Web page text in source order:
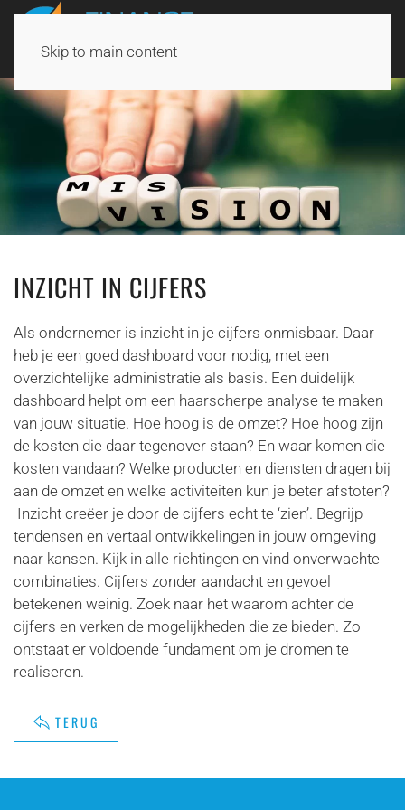
Skip to main content
INZICHT IN CIJFERS
Als ondernemer is inzicht in je cijfers onmisbaar. Daar
heb je een goed dashboard voor nodig, met een
overzichtelijke administratie als basis. Een duidelijk
dashboard helpt om een haarscherpe analyse te maken
van jouw situatie. Hoe hoog is de omzet? Hoe hoog zijn
de kosten die daar tegenover staan? En waar komen die
kosten vandaan? Welke producten en diensten dragen bij
aan de omzet en welke activiteiten kun je beter afstoten?
Inzicht creëer je door de cijfers echt te ‘zien’. Begrijp
tendensen en vertaal ontwikkelingen in jouw omgeving
naar kansen. Kijk in alle richtingen en vind onverwachte
combinaties. Cijfers zonder aandacht en gevoel
betekenen weinig. Zoek naar het waarom achter de
cijfers en verken de mogelijkheden die ze bieden. Zo
ontstaat er voldoende fundament om je dromen te
realiseren.
TERUG